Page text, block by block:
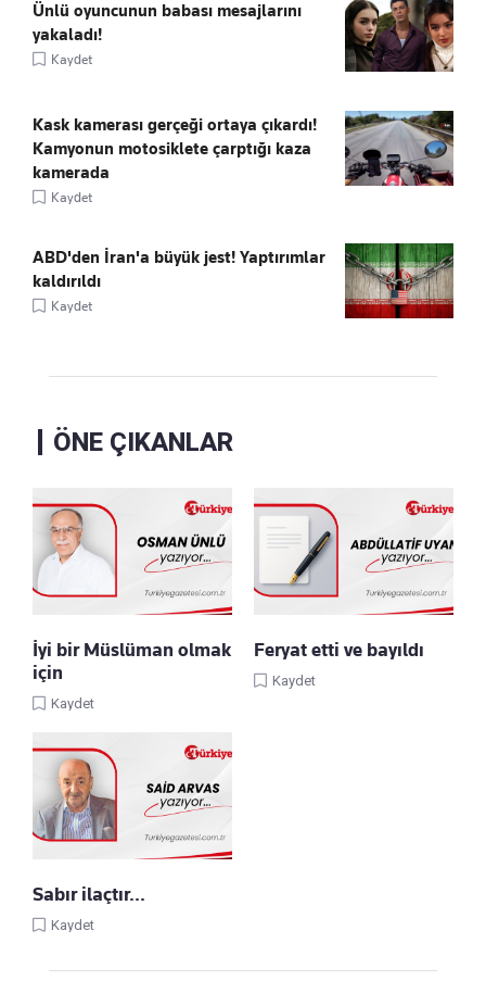
Ünlü oyuncunun babası mesajlarını
yakaladı!
Kaydet
Kask kamerası gerçeği ortaya çıkardı!
Kamyonun motosiklete çarptığı kaza
kamerada
Kaydet
ABD'den İran'a büyük jest! Yaptırımlar
kaldırıldı
Kaydet
ÖNE ÇIKANLAR
İyi bir Müslüman olmak
için
Kaydet
Feryat etti ve bayıldı
Kaydet
Sabır ilaçtır...
Kaydet